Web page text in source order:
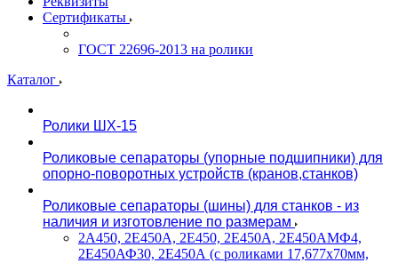
Сертификаты
ГОСТ 22696-2013 на ролики
Каталог
Ролики ШХ-15
Роликовые сепараторы (упорные подшипники) для
опорно-поворотных устройств (кранов,станков)
Роликовые сепараторы (шины) для станков - из
наличия и изготовление по размерам
2А450, 2Е450А, 2Е450, 2Е450А, 2Е450АМФ4,
2Е450АФ30, 2Е450А (с роликами 17,677х70мм,